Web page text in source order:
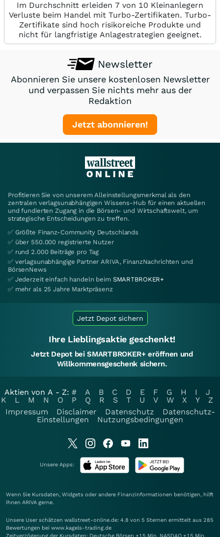
Im Durchschnitt erleiden 7 von 10 Kleinanlegern
Verluste beim Handel mit Turbo-Zertifikaten. Turbo-
Zertifikate sind hoch risikoreiche Produkte und
nicht für langfristige Anlagestrategien geeignet.
Newsletter
Abonnieren Sie unsere kostenlosen Newsletter
und verpassen Sie nichts mehr aus der
Redaktion
Jetzt abonnieren!
Profitieren Sie von unserem Alleinstellungsmerkmal als den
zentralen verlagsunabhängigen Wissens-Hub für einen aktuellen
und fundierten Zugang in die Börsen- und Wirtschaftswelt, um
strategische Entscheidungen zu treffen.
✅ Größte Finanz-Community Deutschlands
✅ über 550.000 registrierte Nutzer
✅ rund 2.000 Beiträge pro Tag
✅ verlagsunabhängige Partner ARIVA, FinanzNachrichten und
BörsenNews
✅ Jederzeit einfach handeln beim SMARTBROKER+
✅ mehr als 25 Jahre Marktpräsenz
Jetzt Depot sichern
Ihre Lieblingsaktie geschenkt!
Jetzt Depot bei SMARTBROKER+ eröffnen und
Willkommensgeschenk sichern.
Aktien von A - Z: # A B C D E F G H I
J
K
L M N O P Q R S T U V W X Y
Z
Impressum
Disclaimer Datenschutz
Datenschutz-
Einstellungen
Nutzungsbedingungen
Unsere Apps:
Wenn Sie Kursdaten, Widgets oder andere Finanzinformationen benötigen, hilft
Ihnen ARIVA gerne.
Unsere User schätzen wallstreet-online.de: 4.8 von 5 Sternen ermittelt aus 285
Bewertungen bei www.kagels-trading.de